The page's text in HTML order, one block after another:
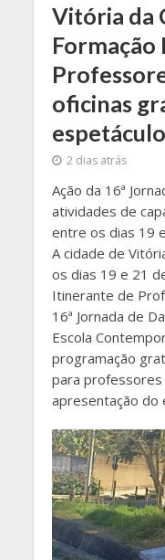
Vitória da
oficinas
espetáculo
2 dias atrás
Ação da 16ª
atividades de
entre os dias 19
A cidade de
os dias 19 e 21
Itinerante de
16ª Jornada de
Escola
programação
para
apresentação do